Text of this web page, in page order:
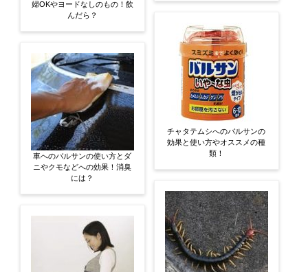
婦OKやヨードなしのもの！飲
んだら？
車へのバルサンの使い方とダ
ニやクモなどへの効果！消臭
には？
チャタテムシへのバルサンの
効果と使い方やオススメの種
類！